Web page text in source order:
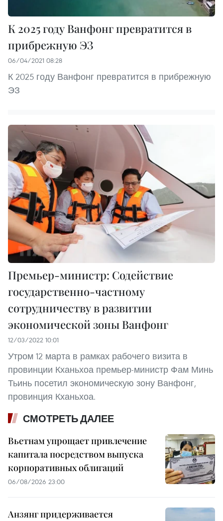
К 2025 году Ванфонг превратится в
прибрежную ЭЗ
06/04/2021 08:28
К 2025 году Ванфонг превратится в прибрежную
ЭЗ
Премьер-министр: Содействие
государственно-частному
сотрудничеству в развитии
экономической зоны Ванфонг
12/03/2022 10:01
Утром 12 марта в рамках рабочего визита в
провинции Кханьхоа премьер-министр Фам Минь
Тьинь посетил экономическую зону Ванфонг,
провинция Кханьхоа.
СМОТРЕТЬ ДАЛЕЕ
Вьетнам упрощает привлечение
капитала посредством выпуска
корпоративных облигаций
06/08/2026 23:00
Анзянг придерживается